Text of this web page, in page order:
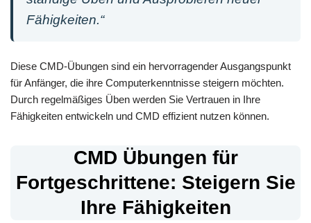
Fähigkeiten.“
Diese CMD-Übungen sind ein hervorragender Ausgangspunkt
für Anfänger, die ihre Computerkenntnisse steigern möchten.
Durch regelmäßiges Üben werden Sie Vertrauen in Ihre
Fähigkeiten entwickeln und CMD effizient nutzen können.
CMD Übungen für
Fortgeschrittene: Steigern Sie
Ihre Fähigkeiten